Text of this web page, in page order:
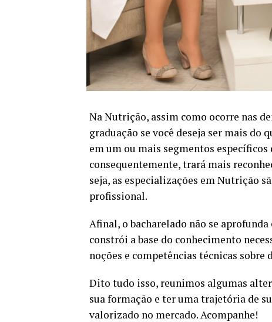
Na Nutrição, assim como ocorre nas
graduação se você deseja ser mais do
em um ou mais segmentos
consequentemente, trará mais
seja, as especializações em Nutrição
profissional.
Afinal, o bacharelado não se
constrói a base do conhecimento
noções e competências técnicas
Dito tudo isso, reunimos algumas
sua formação e ter uma trajetória de
valorizado no mercado. Acompanhe!